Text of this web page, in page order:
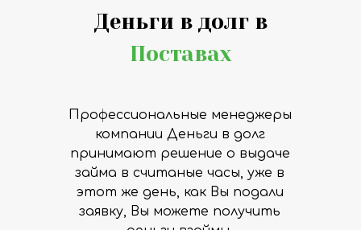
Деньги в долг в
Поставах
Профессиональные менеджеры
компании Деньги в долг
принимают решение о выдаче
займа в считаные часы, уже в
этот же день, как Вы подали
заявку, Вы можете получить